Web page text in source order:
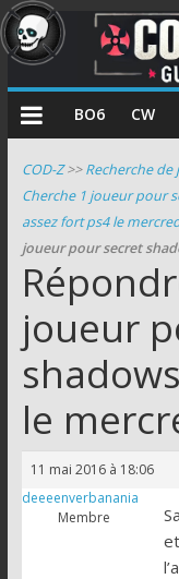
COD
Guides
et
astuces
pour
le
mode
zombie
de
Call
Duty
BO6 CW
COD-Z>>Recherche de
Cherche 1 joueur pour
assez fort ps4 le
joueur pour secret
joueur
le
11 mai 2016 à 18:06
deeeenverbanania
Membre